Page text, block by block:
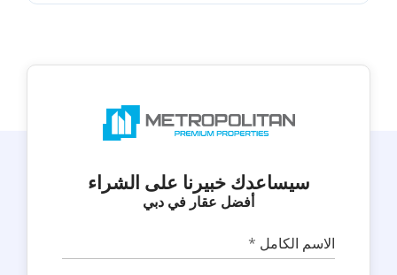
سيساعدك خبيرنا على الشراء
أفضل عقار في دبي
الاسم الكامل *